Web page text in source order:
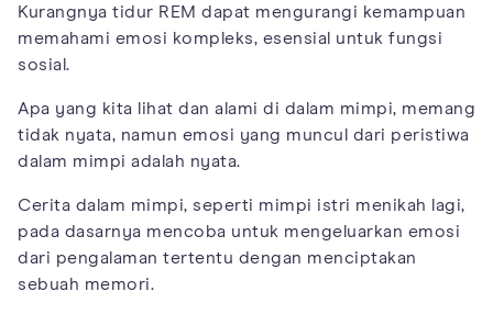
Kurangnya tidur REM dapat mengurangi kemampuan
memahami emosi kompleks, esensial untuk fungsi
sosial.
Apa yang kita lihat dan alami di dalam mimpi, memang
tidak nyata, namun emosi yang muncul dari peristiwa
dalam mimpi adalah nyata.
Cerita dalam mimpi, seperti mimpi istri menikah lagi,
pada dasarnya mencoba untuk mengeluarkan emosi
dari pengalaman tertentu dengan menciptakan
sebuah memori.